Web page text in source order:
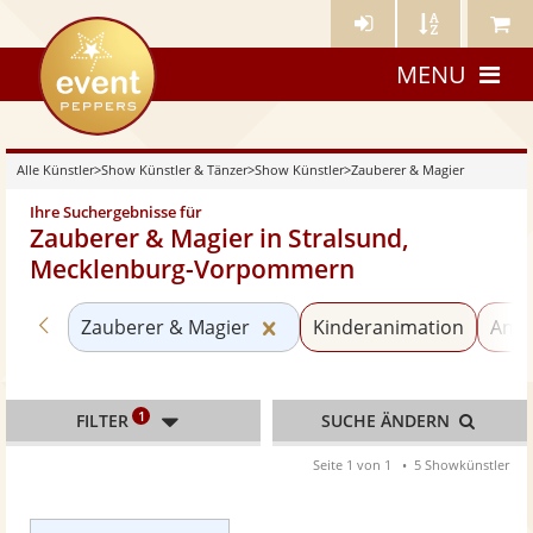
Künstler- Künstler Meine
eventpeppers
MENU
Alle Künstler>Show Künstler & Tänzer>Show Künstler>Zauberer & Magier
Ihre Suchergebnisse für
Zauberer & Magier in Stralsund,
Mecklenburg-Vorpommern
Zurück zu «Show Künstler»
Zauberer & Magier Kategorie «Zauberer &
Kinderanimation
FILTER 1 SUCHE ÄNDERN
Seite 1 von 1 5 Showkünstler